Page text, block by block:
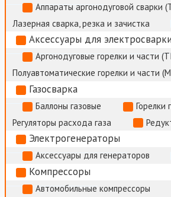
Аппараты аргонодуговой сварки
Лазерная сварка, резка и зачистка
Аксессуары для электросварки
Аргонодуговые горелки и части
Полуавтоматические горелки и части
Газосварка
Баллоны газовые Горелки
Регуляторы расхода газа
Электрогенераторы
Аксессуары для генераторов
Компрессоры
Автомобильные компрессоры